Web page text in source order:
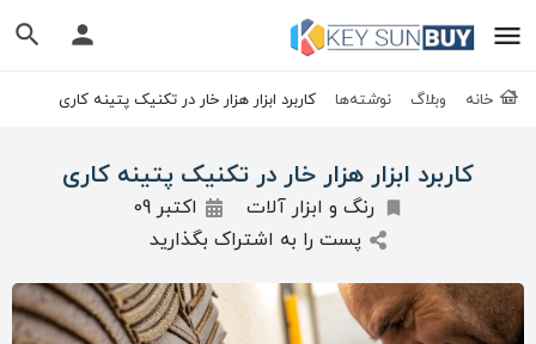
خانه وبلاگ نوشته‌ها کاربرد ابزار هزار خار در تکنیک پتینه کاری
کاربرد ابزار هزار خار در تکنیک پتینه کاری
رنگ و ابزار آلات
اکتبر 09
پست را به اشتراک بگذارید